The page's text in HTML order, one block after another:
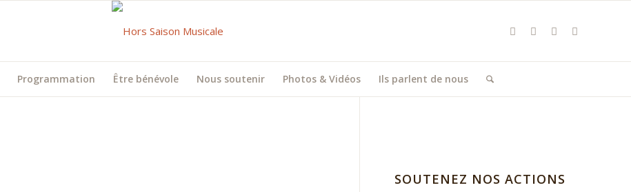
Programmation Être bénévole Nous soutenir Photos & Vidéos Ils parlent de nous
SOUTENEZ NOS ACTIONS